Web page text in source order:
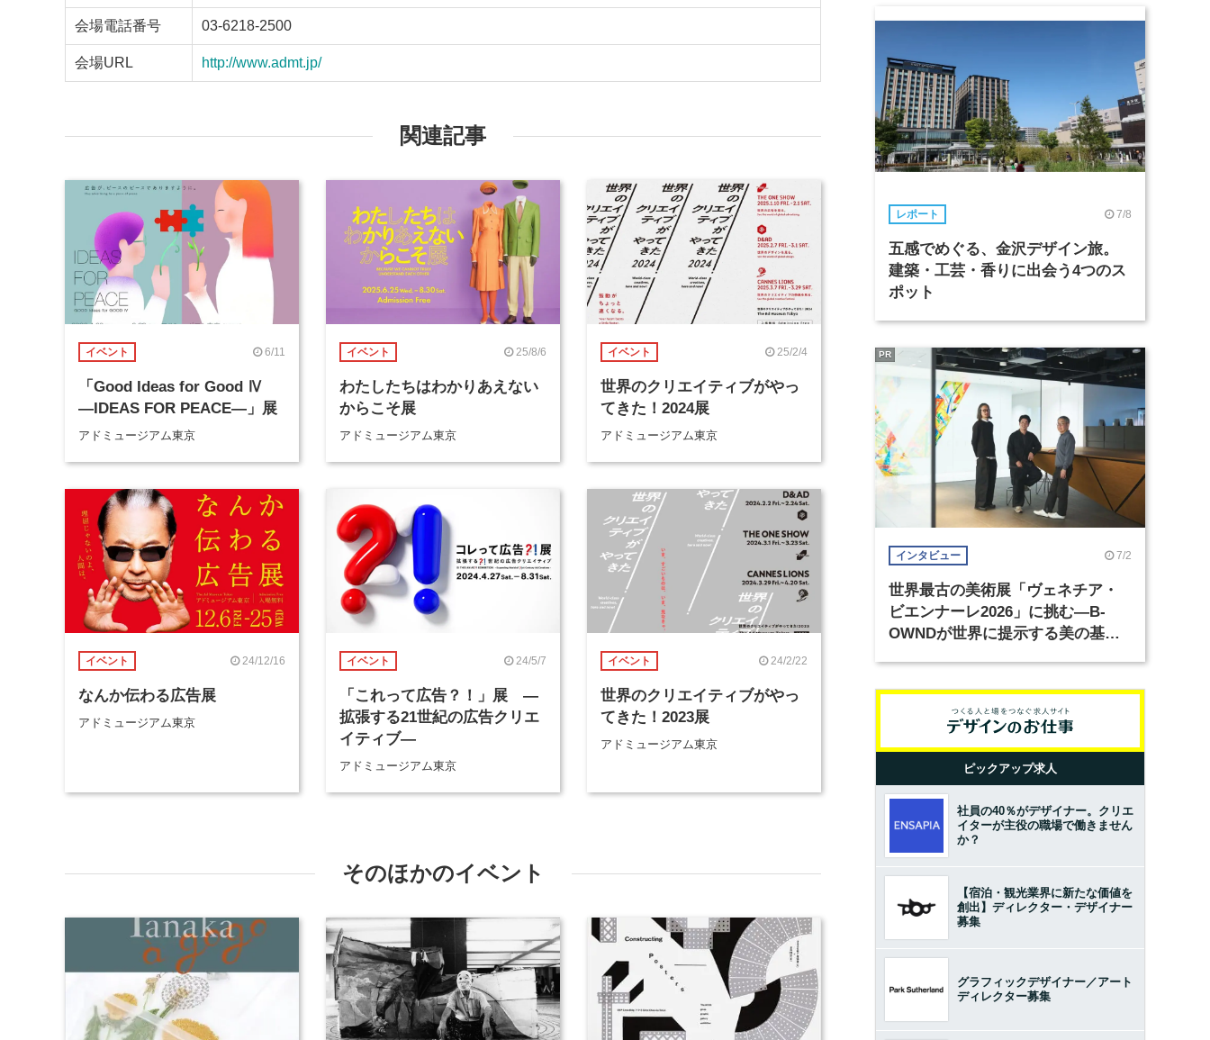
会場電話番号 03-6218-2500
会場URL http://www.admt.jp/
関連記事
イベント 6/11
「Good Ideas for Good Ⅳ
―IDEAS FOR PEACE―」展
アドミュージアム東京
イベント 25/8/6
わたしたちはわかりあえない
からこそ展
アドミュージアム東京
イベント 25/2/4
世界のクリエイティブがやっ
てきた！2024展
アドミュージアム東京
イベント 24/12/16
なんか伝わる広告展
アドミュージアム東京
イベント 24/5/7
「これって広告？！」展 ―
拡張する21世紀の広告クリエ
イティブ―
アドミュージアム東京
イベント 24/2/22
世界のクリエイティブがやっ
てきた！2023展
アドミュージアム東京
そのほかのイベント
レポート 7/8
五感でめぐる、金沢デザイン旅。
建築・工芸・香りに出会う4つのス
ポット
インタビュー 7/2
世界最古の美術展「ヴェネチア・
ビエンナーレ2026」に挑む―B-
OWNDが世界に提示する美の基準
PR
ピックアップ求人
社員の40％がデザイナー。クリエ
イターが主役の職場で働きません
か？
【宿泊・観光業界に新たな価値を
創出】ディレクター・デザイナー
募集
グラフィックデザイナー／アート
ディレクター募集